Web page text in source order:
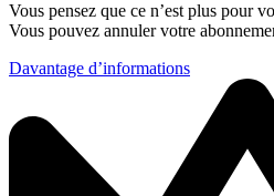
Vous pensez que ce n’est plus pour
Vous pouvez annuler votre
Davantage d’informations